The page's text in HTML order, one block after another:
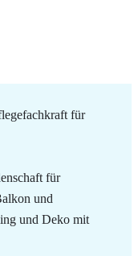
für
für
und
und Deko mit